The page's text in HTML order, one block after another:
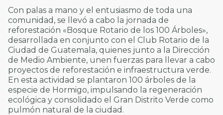
Con palas a mano y el entusiasmo de toda una
comunidad, se llevó a cabo la jornada de
reforestación «Bosque Rotario de los 100 Árboles»,
desarrollada en conjunto con el Club Rotario de la
Ciudad de Guatemala, quienes junto a la Dirección
de Medio Ambiente, unen fuerzas para llevar a cabo
proyectos de reforestación e infraestructura verde.
En esta actividad se plantaron 100 árboles de la
especie de Hormigo, impulsando la regeneración
ecológica y consolidado el Gran Distrito Verde como
pulmón natural de la ciudad.